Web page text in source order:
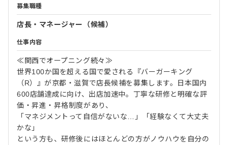
募集職種
店長・マネージャー（候補）
仕事内容
≪関西でオープニング続々≫
世界100か国を超える国で愛される『バーガーキング
（R）』が京都・滋賀で店長候補を募集します。日本国内
600店舗達成に向け、出店加速中。丁寧な研修と明確な評
価・昇進・昇格制度があり、
「マネジメントって自信がないな…」「経験なくて大丈夫
かな」
という方も、研修後にはほとんどの方がノウハウを自分の